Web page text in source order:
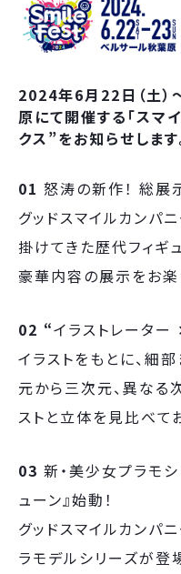
2024年6月22日（土）
原にて開催する「スマ
クス”をお知らせします
01 怒涛の新作！ 総展
グッドスマイルカンパ
掛けてきた歴代フィギ
豪華内容の展示をお楽
02 “イラストレーター
イラストをもとに、細
元から三次元、異なる
ストと立体を見比べて
03 新・美少女プラモ
ューン』始動！
グッドスマイルカンパ
ラモデルシリーズが登